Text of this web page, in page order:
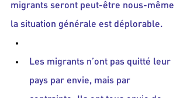
migrants seront peut-être nous-même
la situation générale est déplorable.
Les migrants n’ont pas quitté leur
pays par envie, mais par